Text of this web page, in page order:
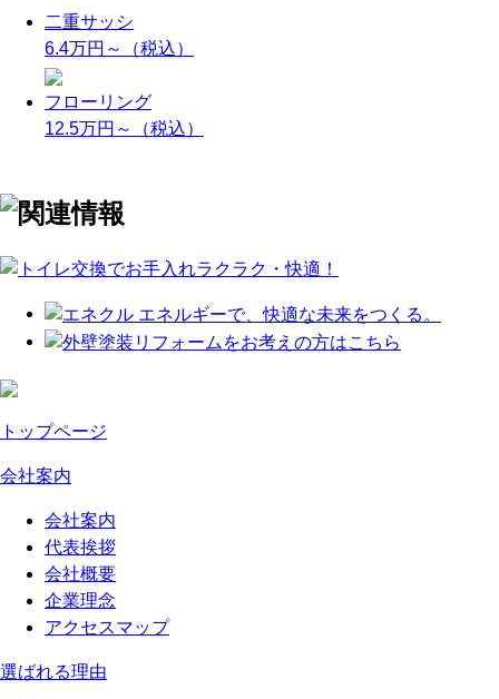
二重サッシ
6.4万円～
（税込）
フローリング
12.5万円～
（税込）
トップページ
会社案内
会社案内
代表挨拶
会社概要
企業理念
アクセスマップ
選ばれる理由